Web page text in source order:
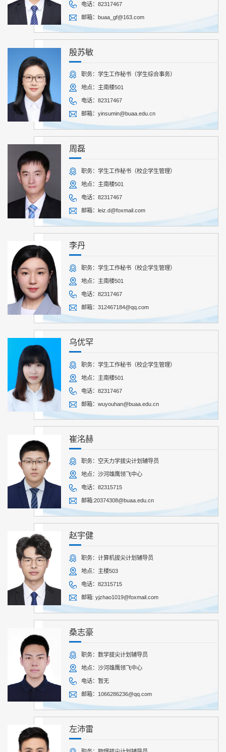
电话：82317467
邮箱：buaa_gf@163.com
殷苏敏
职务：学生工作秘书（学生综合事务）
地点：主南楼501
电话：82317467
邮箱：yinsumin@buaa.edu.cn
周磊
职务：学生工作秘书（校企学生管理）
地点：主南楼501
电话：82317467
邮箱：leiz.d@foxmail.com
李丹
职务：学生工作秘书（校企学生管理）
地点：主南楼501
电话：82317467
邮箱：312467184@qq.com
乌优罕
职务：学生工作秘书（校企学生管理）
地点：主南楼501
电话：82317467
邮箱：wuyouhan@buaa.edu.cn
崔洺赫
职务：空天力学拔尖计划辅导员
地点：沙河雄鹰领飞中心
电话：82315715
邮箱:20374308@buaa.edu.cn
赵宇健
职务：计算机拔尖计划辅导员
地点：主楼503
电话：82315715
邮箱: yjzhao1019@foxmail.com
桑志豪
职务：数学拔尖计划辅导员
地点：沙河雄鹰领飞中心
电话：暂无
邮箱：1066286236@qq.com
左沛雷